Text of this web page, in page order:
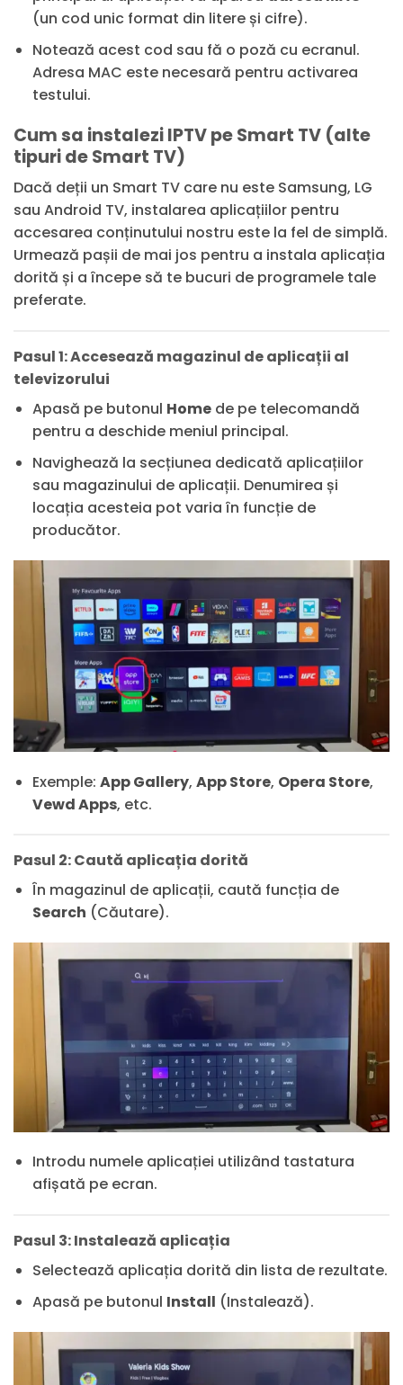
(un cod unic format din litere și cifre).
Notează acest cod sau fă o poză cu ecranul.
Adresa MAC este necesară pentru activarea
testului.
Cum sa instalezi IPTV pe Smart TV (alte
tipuri de Smart TV)
Dacă deții un Smart TV care nu este Samsung, LG
sau Android TV, instalarea aplicațiilor pentru
accesarea conținutului nostru este la fel de simplă.
Urmează pașii de mai jos pentru a instala aplicația
dorită și a începe să te bucuri de programele tale
preferate.
Pasul 1: Accesează magazinul de aplicații al
televizorului
Apasă pe butonul Homede pe telecomandă
pentru a deschide meniul principal.
Navighează la secțiunea dedicată aplicațiilor
sau magazinului de aplicații. Denumirea și
locația acesteia pot varia în funcție de
producător.
Exemple: App Gallery, App Store, Opera Store,
Vewd Apps, etc.
Pasul 2: Caută aplicația dorită
În magazinul de aplicații, caută funcția de
Search (Căutare).
Introdu numele aplicației utilizând tastatura
afișată pe ecran.
Pasul 3: Instalează aplicația
Selectează aplicația dorită din lista de rezultate.
Apasă pe butonul Install (Instalează).